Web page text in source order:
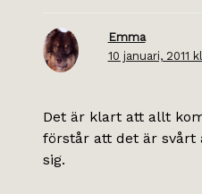
Emma
10 januari, 2011
Det är klart att allt
förstår att det är svårt
sig.